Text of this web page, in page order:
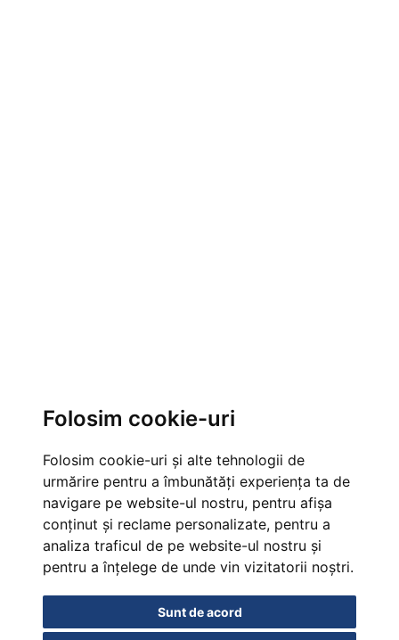
Folosim cookie-uri
Folosim cookie-uri și alte tehnologii de
urmărire pentru a îmbunătăți experiența ta de
navigare pe website-ul nostru, pentru afișa
conținut și reclame personalizate, pentru a
analiza traficul de pe website-ul nostru și
pentru a înțelege de unde vin vizitatorii noștri.
Sunt de acord